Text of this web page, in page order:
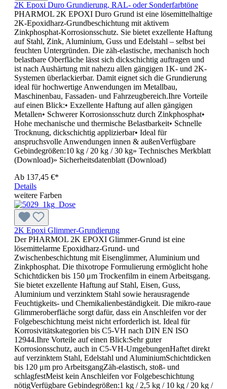
2K Epoxi Duro Grundierung, RAL- oder Sonderfarbtöne
PHARMOL 2K EPOXI Duro Grund ist eine lösemittelhaltige
2K-Epoxidharz-Grundbeschichtung mit aktivem
Zinkphosphat-Korrosionsschutz. Sie bietet exzellente Haftung
auf Stahl, Zink, Aluminium, Guss und Edelstahl – selbst bei
feuchten Untergründen. Die zäh-elastische, mechanisch hoch
belastbare Oberfläche lässt sich dickschichtig auftragen und
ist nach Aushärtung mit nahezu allen gängigen 1K- und 2K-
Systemen überlackierbar. Damit eignet sich die Grundierung
ideal für hochwertige Anwendungen im Metallbau,
Maschinenbau, Fassaden- und Fahrzeugbereich.Ihre Vorteile
auf einen Blick:• Exzellente Haftung auf allen gängigen
Metallen• Schwerer Korrosionsschutz durch Zinkphosphat•
Hohe mechanische und thermische Belastbarkeit• Schnelle
Trocknung, dickschichtig applizierbar• Ideal für
anspruchsvolle Anwendungen innen & außenVerfügbare
Gebindegrößen:10 kg / 20 kg / 30 kg» Technisches Merkblatt
(Download)» Sicherheitsdatenblatt (Download)
Ab 137,45 €*
Details
weitere Farben
2K Epoxi Glimmer-Grundierung
Der PHARMOL 2K EPOXI Glimmer-Grund ist eine
lösemittelarme Epoxidharz-Grund- und
Zwischenbeschichtung mit Eisenglimmer, Aluminium und
Zinkphosphat. Die thixotrope Formulierung ermöglicht hohe
Schichtdicken bis 150 μm Trockenfilm in einem Arbeitsgang.
Sie bietet exzellente Haftung auf Stahl, Eisen, Guss,
Aluminium und verzinktem Stahl sowie herausragende
Feuchtigkeits- und Chemikalienbeständigkeit. Die mikro-raue
Glimmeroberfläche sorgt dafür, dass ein Anschleifen vor der
Folgebeschichtung meist nicht erforderlich ist. Ideal für
Korrosivitätskategorien bis C5-VH nach DIN EN ISO
12944.Ihre Vorteile auf einen Blick:Sehr guter
Korrosionsschutz, auch in C5-VH-UmgebungenHaftet direkt
auf verzinktem Stahl, Edelstahl und AluminiumSchichtdicken
bis 120 μm pro ArbeitsgangZäh-elastisch, stoß- und
schlagfestMeist kein Anschleifen vor Folgebeschichtung
nötigVerfügbare Gebindegrößen:1 kg / 2,5 kg / 10 kg / 20 kg /